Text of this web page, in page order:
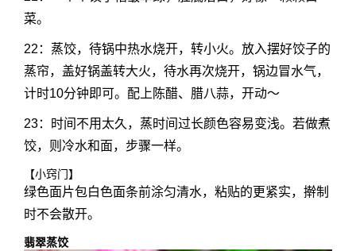
菜。
22：蒸饺，待锅中热水烧开，转小火。放入摆好饺子的
蒸帘，盖好锅盖转大火，待水再次烧开，锅边冒水气，
计时10分钟即可。配上陈醋、腊八蒜，开动～
23：时间不用太久，蒸时间过长颜色容易变浅。若做煮
饺，则冷水和面，步骤一样。
【小窍门】
绿色面片包白色面条前涂匀清水，粘贴的更紧实，擀制
时不会散开。
翡翠蒸饺